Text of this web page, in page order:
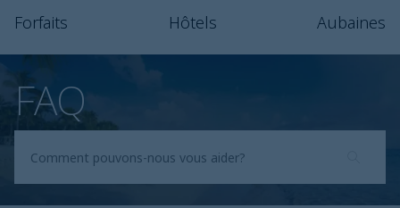
Forfaits Hôtels Aubaines
FAQ